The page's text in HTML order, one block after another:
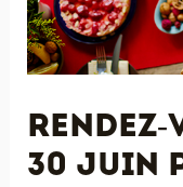
30 juin